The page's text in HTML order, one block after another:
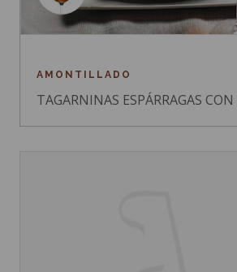
AMONTILLADO
TAGARNINAS ESPÁRRAGAS